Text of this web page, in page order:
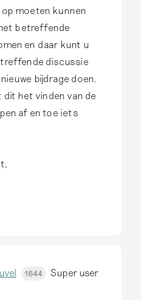
moeten kunnen
betreffende
en daar kunt u
discussie
bijdrage doen.
dit het vinden van de
af en toe iets
1644
Super user